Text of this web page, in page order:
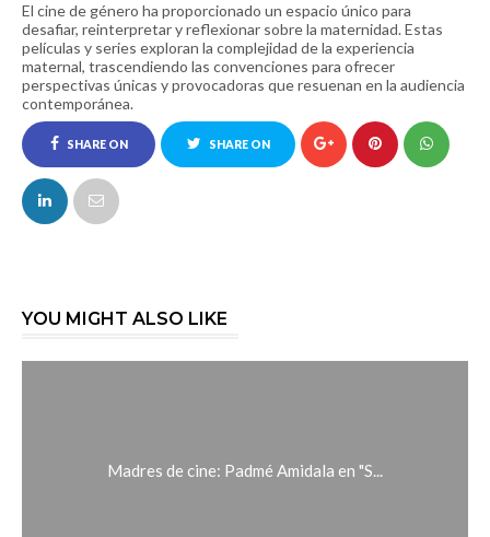
El cine de género ha proporcionado un espacio único para
desafiar, reinterpretar y reflexionar sobre la maternidad. Estas
películas y series exploran la complejidad de la experiencia
maternal, trascendiendo las convenciones para ofrecer
perspectivas únicas y provocadoras que resuenan en la audiencia
contemporánea.
SHARE ON
FACEBOOK
SHARE ON
YOU MIGHT ALSO LIKE
Madres de cine: Padmé Amidala en "S...